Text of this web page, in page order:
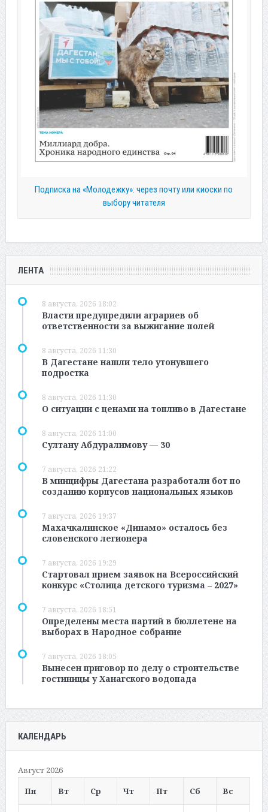
Подписка на «Молодежку»: через почту или киоски по
выбору читателя
ЛЕНТА
8 августа, 2026 18:02
Власти предупредили аграриев об
ответственности за выжигание полей
8 августа, 2026 11:30
В Дагестане нашли тело утонувшего
подростка
8 августа, 2026 11:30
О ситуации с ценами на топливо в Дагестане
8 августа, 2026 11:00
Султану Абдуралимову — 30
7 августа, 2026 21:22
В минцифры Дагестана разработали бот по
созданию корпусов национальных языков
7 августа, 2026 19:37
Махачкалинское «Динамо» осталось без
словенского легионера
7 августа, 2026 19:29
Стартовал прием заявок на Всероссийский
конкурс «Столица детского туризма – 2027»
7 августа, 2026 18:51
Определены места партий в бюллетене на
выборах в Народное собрание
7 августа, 2026 18:05
Вынесен приговор по делу о строительстве
гостиницы у Ханагского водопада
КАЛЕНДАРЬ
Август 2026
Пн
Вт Ср Чт Пт Сб Вс